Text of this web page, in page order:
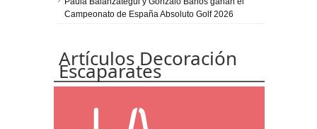
Campeonato de España Absoluto Golf 2026
Artículos Decoración
Escaparates